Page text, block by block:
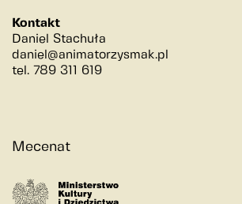
Kontakt
Daniel Stachuła
daniel@animatorzysmak.pl
tel. 789 311 619
Mecenat